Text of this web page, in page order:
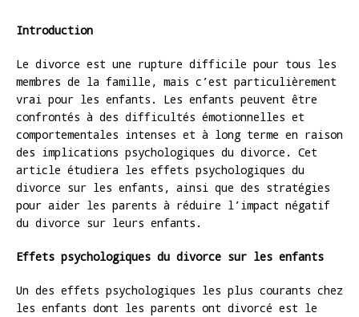
Introduction
Le divorce est une rupture difficile pour tous les
membres de la famille, mais c’est particulièrement
vrai pour les enfants. Les enfants peuvent être
confrontés à des difficultés émotionnelles et
comportementales intenses et à long terme en raison
des implications psychologiques du divorce. Cet
article étudiera les effets psychologiques du
divorce sur les enfants, ainsi que des stratégies
pour aider les parents à réduire l’impact négatif
du divorce sur leurs enfants.
Effets psychologiques du divorce sur les enfants
Un des effets psychologiques les plus courants chez
les enfants dont les parents ont divorcé est le